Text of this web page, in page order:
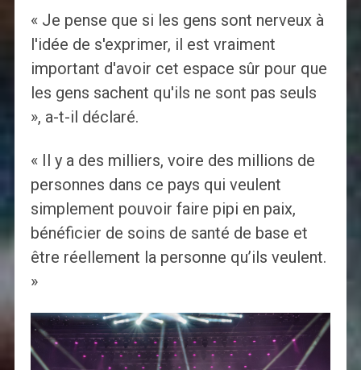
« Je pense que si les gens sont nerveux à
l'idée de s'exprimer, il est vraiment
important d'avoir cet espace sûr pour que
les gens sachent qu'ils ne sont pas seuls
», a-t-il déclaré.
« Il y a des milliers, voire des millions de
personnes dans ce pays qui veulent
simplement pouvoir faire pipi en paix,
bénéficier de soins de santé de base et
être réellement la personne qu’ils veulent.
»